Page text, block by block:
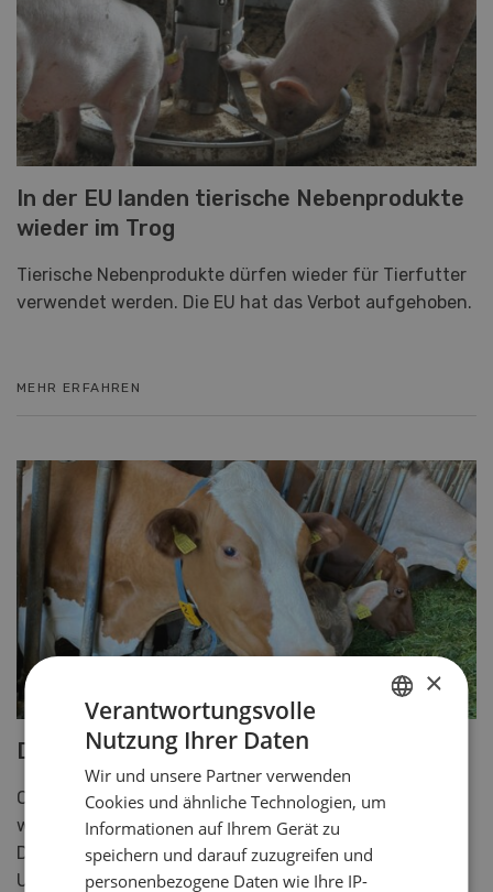
In der EU landen tierische Nebenprodukte
wieder im Trog
Tierische Nebenprodukte dürfen wieder für Tierfutter
verwendet werden. Die EU hat das Verbot aufgehoben.
MEHR ERFAHREN
Die Kuh hilft, Feed-Waste zu verhindern
Ohne die rund 534'000 Schweizer Milchkühe müssten
wertvolle Nährstoffe anderweitig verwendet werden.
Diese fallen bei der Verarbeitung von pflanzlichen
Urprodukten zu Lebensmitteln an und können nicht
×
Verantwortungsvolle
Nutzung Ihrer Daten
Wir und unsere Partner verwenden
Cookies und ähnliche Technologien, um
Informationen auf Ihrem Gerät zu
speichern und darauf zuzugreifen und
personenbezogene Daten wie Ihre IP-